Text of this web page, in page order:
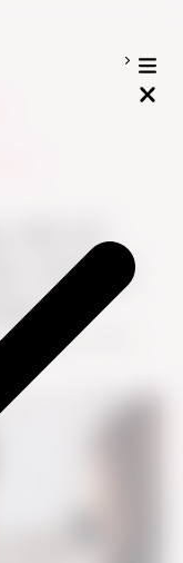
råd til
styrker
september, 2021